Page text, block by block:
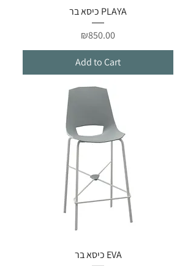
כיסא בר PLAYA
Price
₪850.00
Add to Cart
כיסא בר EVA